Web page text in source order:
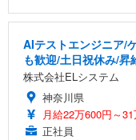
AIテストエンジニア/
も歓迎/土日祝休み/昇
株式会社ELシステム
神奈川県
月給22万600円～
正社員